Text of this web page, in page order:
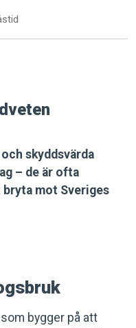
skyddsvärda
– de är ofta
mot Sveriges
bygger på att